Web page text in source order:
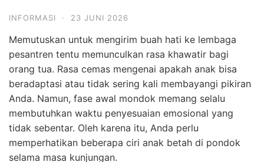
INFORMASI · 23 JUNI 2026
Memutuskan untuk mengirim buah hati ke lembaga
pesantren tentu memunculkan rasa khawatir bagi
orang tua. Rasa cemas mengenai apakah anak bisa
beradaptasi atau tidak sering kali membayangi pikiran
Anda. Namun, fase awal mondok memang selalu
membutuhkan waktu penyesuaian emosional yang
tidak sebentar. Oleh karena itu, Anda perlu
memperhatikan beberapa ciri anak betah di pondok
selama masa kunjungan.